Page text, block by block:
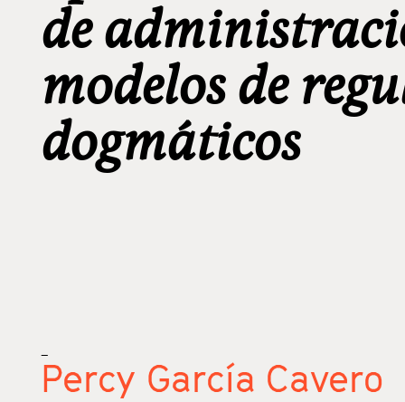
de
modelos de
dogmáticos
_
Percy García Cavero